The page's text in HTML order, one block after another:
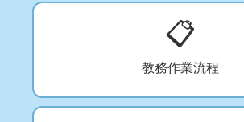
📋
教務作業流程